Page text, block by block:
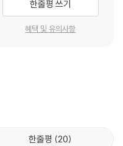
한줄평 쓰기
혜택 및 유의사항
한줄평 20